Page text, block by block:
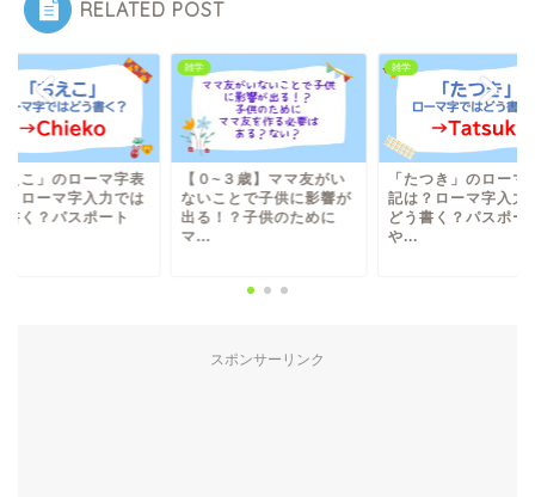
RELATED POST
えこ」のローマ字表
？ローマ字入力では
書く？パスポート
雑学
【０~３歳】ママ友がい
ないことで子供に影響が
出る！？子供のために
マ...
雑学
「たつき」のローマ
記は？ローマ字入力
どう書く？パスポー
や...
スポンサーリンク